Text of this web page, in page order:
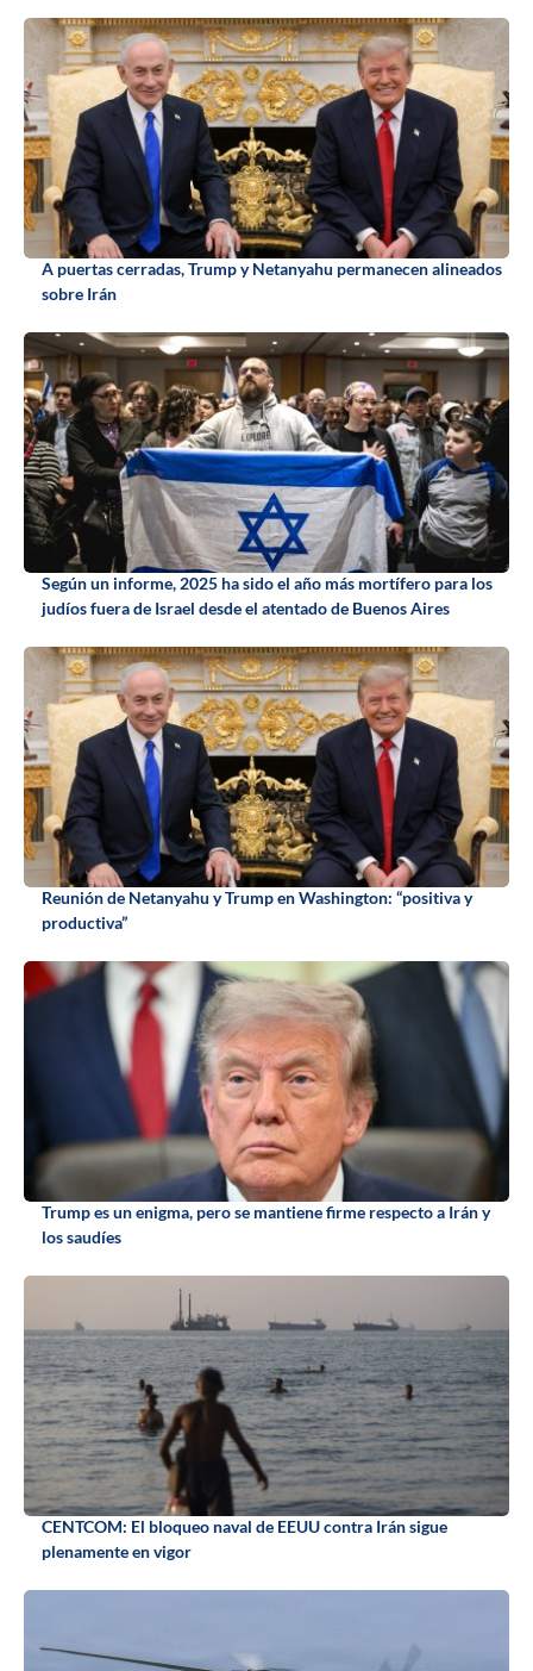
A puertas cerradas, Trump y Netanyahu permanecen alineados
sobre Irán
Según un informe, 2025 ha sido el año más mortífero para los
judíos fuera de Israel desde el atentado de Buenos Aires
Reunión de Netanyahu y Trump en Washington: “positiva y
productiva”
Trump es un enigma, pero se mantiene firme respecto a Irán y
los saudíes
CENTCOM: El bloqueo naval de EEUU contra Irán sigue
plenamente en vigor